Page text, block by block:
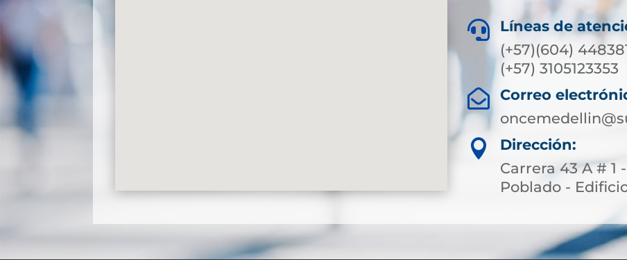

Líneas de
(+57)(604)
(+57) 3105123353

Correo

Dirección:
Carrera 43 A # 1
Poblado -